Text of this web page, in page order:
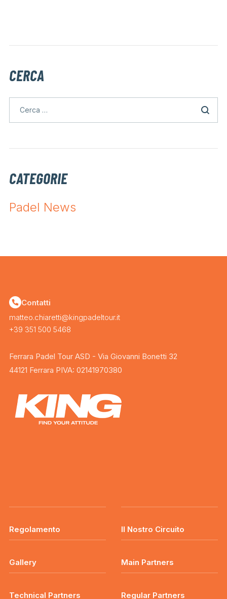
CERCA
CATEGORIE
Padel News
Contatti
matteo.chiaretti@kingpadeltour.it
+39 351 500 5468
Ferrara Padel Tour ASD - Via Giovanni Bonetti 32
44121 Ferrara PIVA: 02141970380
Regolamento Il Nostro Circuito
Gallery Main Partners
Technical Partners Regular Partners